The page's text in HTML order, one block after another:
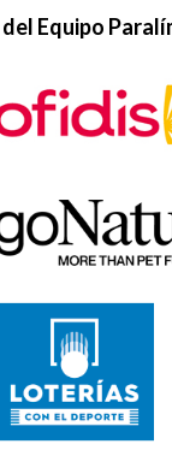
Equipo